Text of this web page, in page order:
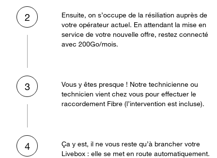
2
Ensuite, on s’occupe de la résiliation auprès de
votre opérateur actuel. En attendant la mise en
service de votre nouvelle offre, restez connecté
avec 200Go/mois.
3
Vous y êtes presque ! Notre technicienne ou
technicien vient chez vous pour effectuer le
raccordement Fibre (l’intervention est incluse).
4
Ça y est, il ne vous reste qu’à brancher votre
Livebox : elle se met en route automatiquement.